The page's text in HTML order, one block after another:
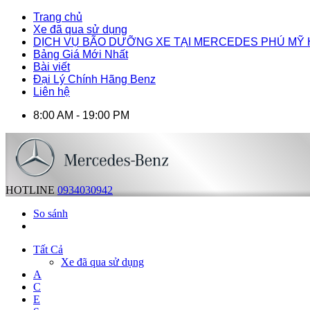
Trang chủ
Xe đã qua sử dụng
DỊCH VỤ BÃO DƯỠNG XE TẠI MERCEDES PHÚ MỸ
Bảng Giá Mới Nhất
Bài viết
Đại Lý Chính Hãng Benz
Liên hệ
8:00 AM - 19:00 PM
HOTLINE 0934030942
So sánh
Tất Cả
Xe đã qua sử dụng
A
C
E